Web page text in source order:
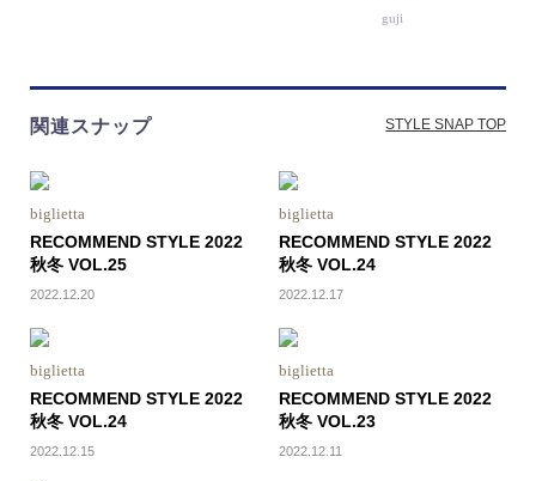
guji
関連スナップ STYLE SNAP TOP
biglietta
RECOMMEND STYLE 2022
秋冬 VOL.25
2022.12.20
biglietta
RECOMMEND STYLE 2022
秋冬 VOL.24
2022.12.17
biglietta
RECOMMEND STYLE 2022
秋冬 VOL.24
2022.12.15
biglietta
RECOMMEND STYLE 2022
秋冬 VOL.23
2022.12.11